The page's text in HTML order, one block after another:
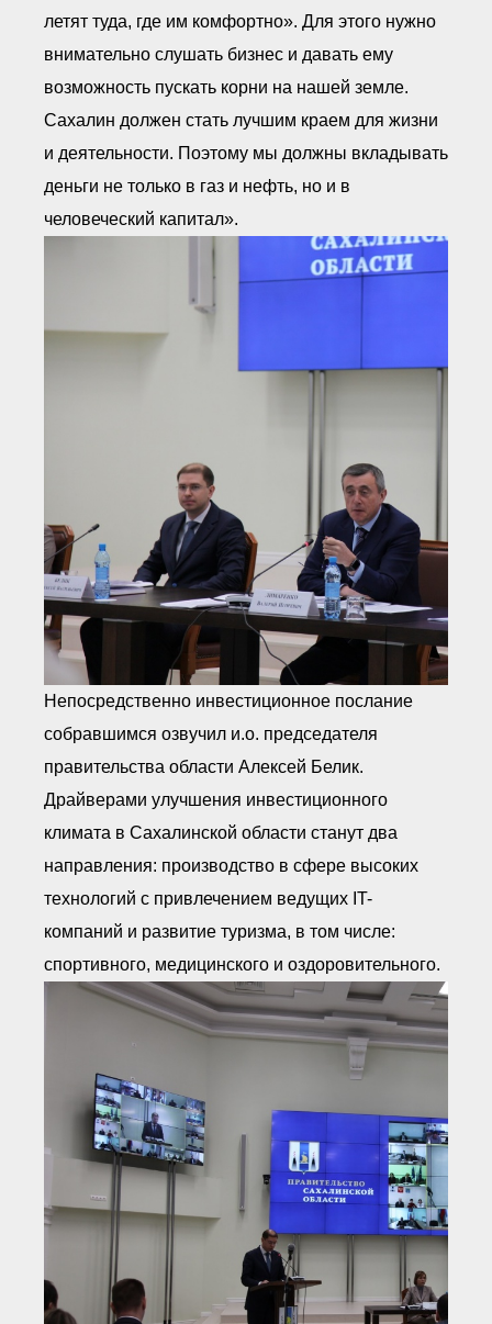
Ассоциации с правом
● Реестр членов СРО
имеющих строительные
лаборатории
Архив реестров
Общественный контроль
Политика информационной
открытости
Орган надзора
Охрана труда
Законодательство РФ по
летят туда, где им комфортно». Для этого нужно
внимательно слушать бизнес и давать ему
возможность пускать корни на нашей земле.
Сахалин должен стать лучшим краем для жизни
и деятельности. Поэтому мы должны вкладывать
деньги не только в газ и нефть, но и в
человеческий капитал».
Непосредственно инвестиционное послание
собравшимся озвучил и.о. председателя
правительства области Алексей Белик.
Драйверами улучшения инвестиционного
климата в Сахалинской области станут два
направления: производство в сфере высоких
технологий с привлечением ведущих IT-
компаний и развитие туризма, в том числе:
спортивного, медицинского и оздоровительного.